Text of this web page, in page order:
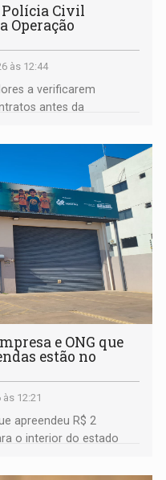
Polícia Civil
Operação
às 12:44
a verificarem
antes da
e ONG que
estão no
12:21
apreendeu R$ 2
o interior do estado
federal do União